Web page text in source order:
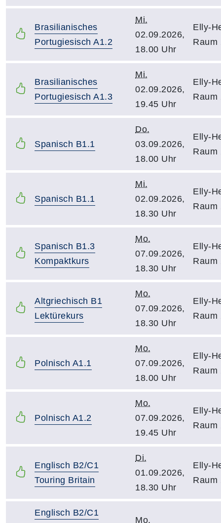
Brasilianisches
Portugiesisch A1.2
Mi.
02.09.2026,
18.00 Uhr
Elly-
Raum
Brasilianisches
Portugiesisch A1.3
Mi.
02.09.2026,
19.45 Uhr
Elly-
Raum
Spanisch B1.1
Do.
03.09.2026,
18.00 Uhr
Elly-
Raum
Spanisch B1.1
Mi.
02.09.2026,
18.30 Uhr
Elly-
Raum
Spanisch B1.3
Kompaktkurs
Mo.
07.09.2026,
18.30 Uhr
Elly-
Raum
Altgriechisch B1
Lektürekurs
Mo.
07.09.2026,
18.30 Uhr
Elly-
Raum
Polnisch A1.1
Mo.
07.09.2026,
18.00 Uhr
Elly-
Raum
Polnisch A1.2
Mo.
07.09.2026,
19.45 Uhr
Elly-
Raum
Englisch B2/C1
Touring Britain
Di.
01.09.2026,
18.30 Uhr
Elly-
Raum
Englisch B2/C1
Mo.